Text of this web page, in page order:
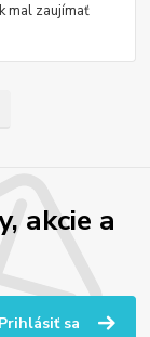
mal zaujímať
akcie a
Prihlásiť sa